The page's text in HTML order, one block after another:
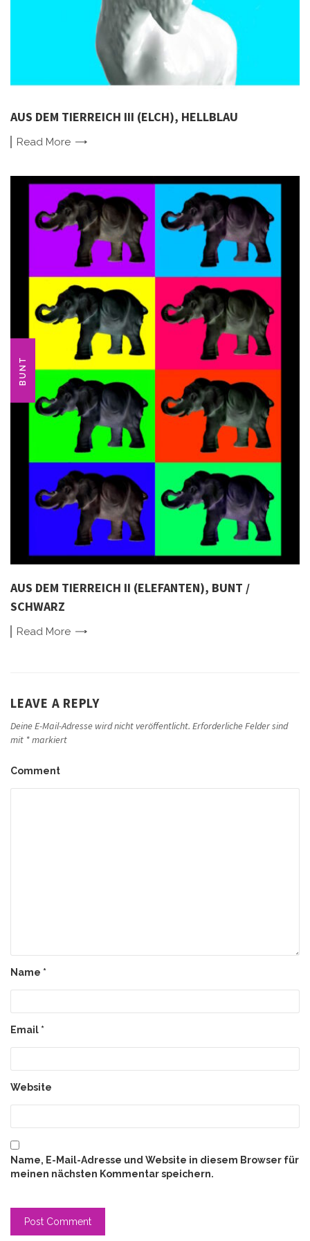
AUS DEM TIERREICH III (ELCH), HELLBLAU
Read More
BUNT
AUS DEM TIERREICH II (ELEFANTEN), BUNT /
SCHWARZ
Read More
LEAVE A REPLY
Deine E-Mail-Adresse wird nicht veröffentlicht. Erforderliche Felder sind
mit *markiert
Comment
Name *
Email *
Website
Name, E-Mail-Adresse und Website in diesem Browser für
meinen nächsten Kommentar speichern.